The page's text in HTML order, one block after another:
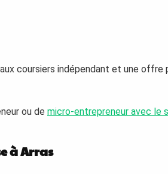
coursiers indépendant et une offre
ou de micro-entrepreneur avec le
à Arras